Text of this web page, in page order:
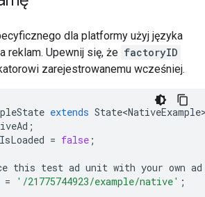
dla platformy użyj języka
reklam. Upewnij się, że factoryID
zarejestrowanemu wcześniej.
extends
;
= false ;
this test ad unit with your own ad
= '/21775744923/example/native' ;